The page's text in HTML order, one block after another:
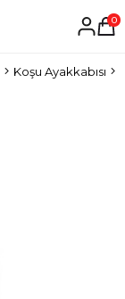
0
Koşu Ayakkabısı